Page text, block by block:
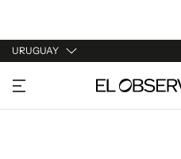
URUGUAY
URUGUAY
ARGENTINA